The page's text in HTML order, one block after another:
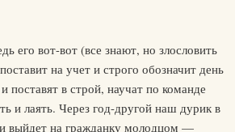
его вот-вот (все знают, но злословить
на учет и строго обозначит день
поставят в строй, научат по команде
и лаять. Через год-другой наш дурик в
и выйдет на гражданку молодцом —